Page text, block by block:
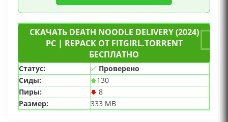
СКАЧАТЬ DEATH NOODLE DELIVERY (2024)
PC | REPACK ОТ FITGIRL.TORRENT
БЕСПЛАТНО
Статус: ✅ Проверено
Сиды:
130
Пиры:
8
Размер:
333 MB